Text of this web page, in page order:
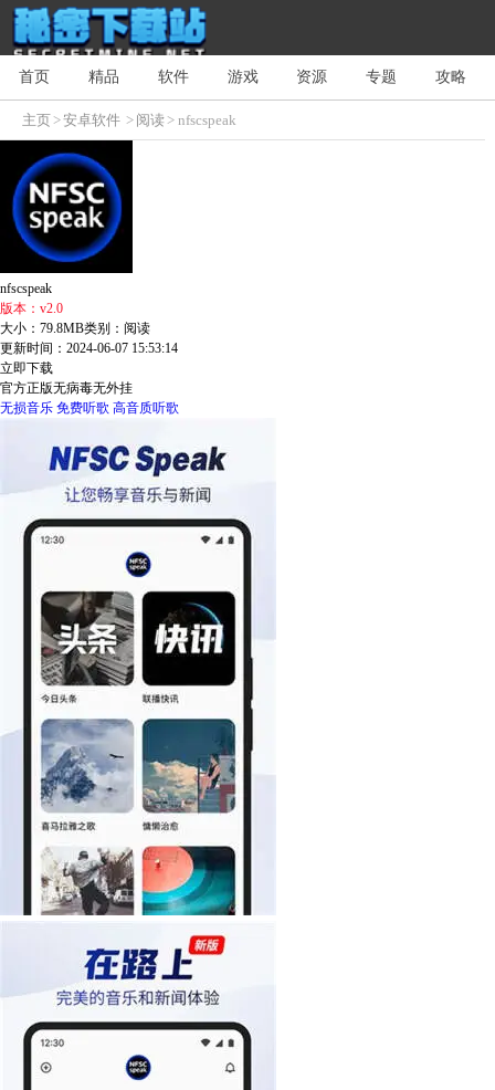
首页 精品 软件 游戏 资源 专题 攻略
主页>安卓软件 > 阅读> nfscspeak
nfscspeak
版本：v2.0
大小：79.8MB类别：阅读
更新时间：2024-06-07 15:53:14
立即下载
官方正版无病毒无外挂
无损音乐 免费听歌 高音质听歌